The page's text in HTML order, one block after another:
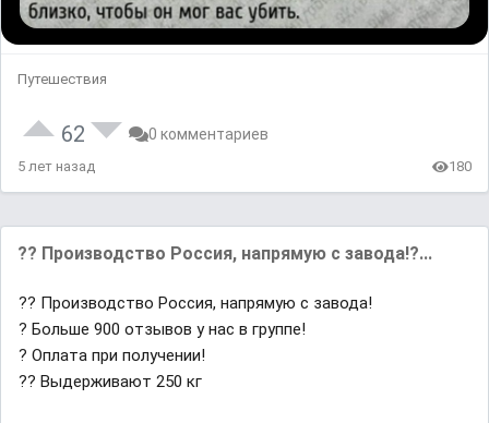
Путешествия
62 0 комментариев
5 лет назад 180
?? Производство Россия, напрямую с завода!?...
?? Производство Россия, напрямую с завода!
? Больше 900 отзывов у нас в группе!
? Оплата при получении!
?? Выдерживают 250 кг